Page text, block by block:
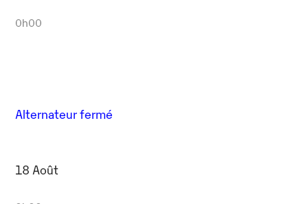
0h00
Alternateur fermé
18 Août